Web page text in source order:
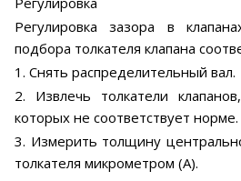
Регулировка зазора в
подбора толкателя клапана
1. Снять распределительный вал.
2. Извлечь толкатели
которых не соответствует норме.
3. Измерить толщину
толкателя микрометром (А).